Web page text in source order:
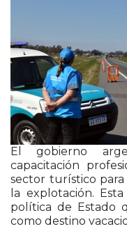
El gobierno
capacitación
sector turístico
la explotación.
política de Estado
como destino